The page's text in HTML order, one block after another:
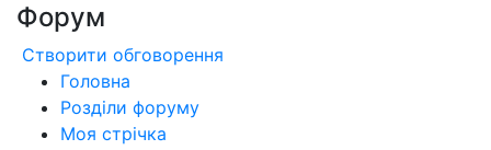
Форум
Створити обговорення
Головна
Розділи форуму
Моя стрічка